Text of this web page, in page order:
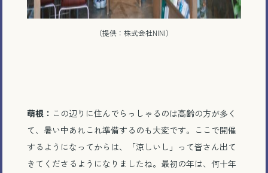
とじる
（提供：株式会社NINI）
萌根： この辺りに住んでらっしゃるのは高齢の方が多く
て、暑い中あれこれ準備するのも大変です。ここで開催
するようになってからは、「涼しいし」って皆さん出て
きてくださるようになりましたね。最初の年は、何十年